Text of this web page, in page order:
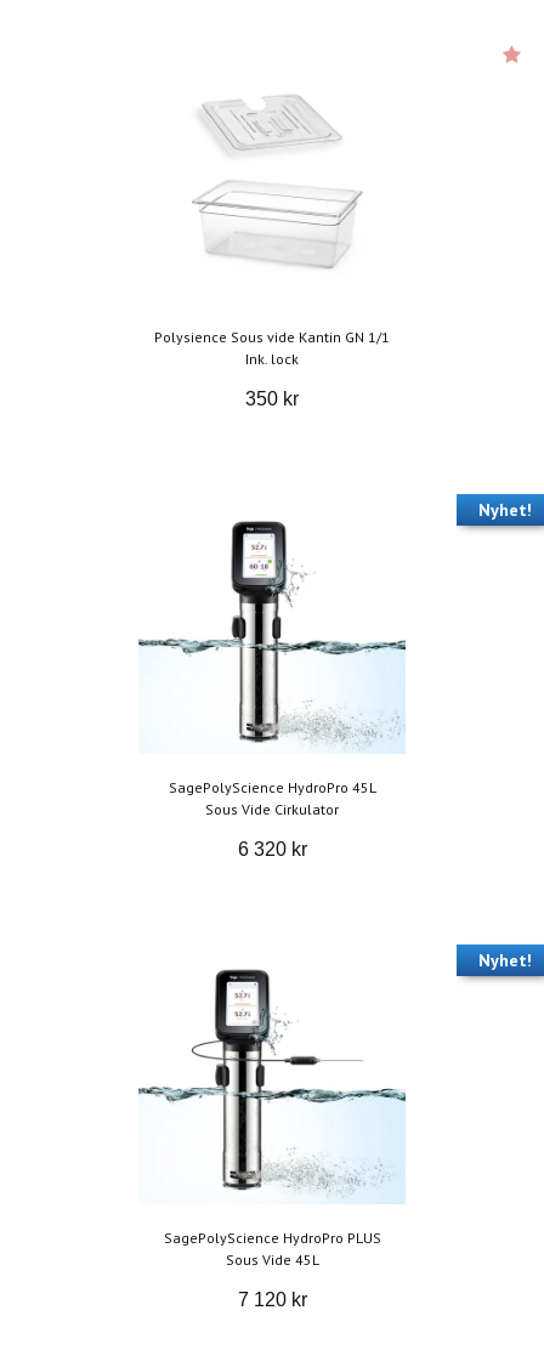
Polysience Sous vide Kantin GN 1/1
Ink. lock
350 kr
Nyhet!
SagePolyScience HydroPro 45L
Sous Vide Cirkulator
6 320 kr
Nyhet!
SagePolyScience HydroPro PLUS
Sous Vide 45L
7 120 kr